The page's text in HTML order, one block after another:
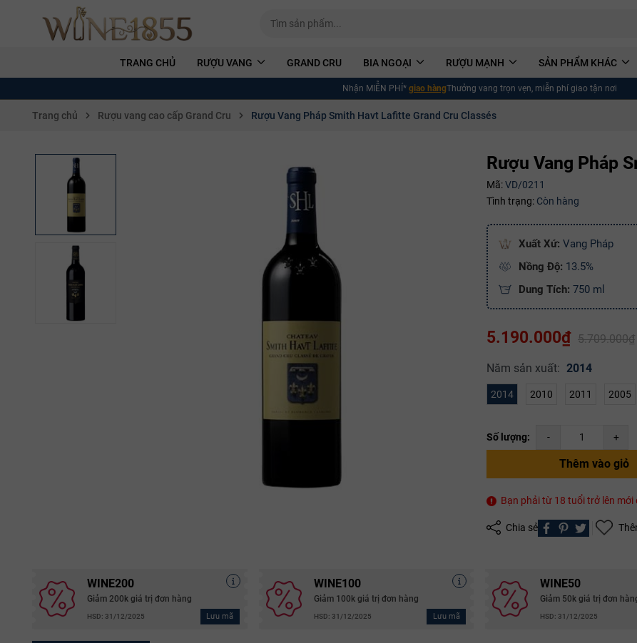
TRANG CHỦ RƯỢU VANG GRAND CRU BIA NGOẠI RƯỢU MẠNH SẢN PHẨM KHÁC
Nhận MIỄN PHÍ* giao hàngThưởng vang trọn vẹn, miễn phí giao tận nơi
Trang chủ Rượu vang cao cấp Grand Cru Rượu Vang Pháp Smith Havt Lafitte Grand Cru Classés
Rượu Vang Pháp
Mã:VD/0211
Tình trạng: Còn hàng
Xuất Xứ: Vang Pháp
Nồng Độ: 13.5%
Dung Tích: 750 ml
5.190.000₫ 5.709.000₫
Năm sản xuất: 2014
2014 2010 2011 2005
Số lượng: - +
Thêm vào giỏ
Bạn phải từ 18 tuổi trở lên
Chia sẻ
WINE200
Giảm 200k giá trị đơn hàng
HSD: 31/12/2025 Lưu mã
WINE100
Giảm 100k giá trị đơn hàng
HSD: 31/12/2025 Lưu mã
WINE50
Giảm 50k giá trị đơn
HSD: 31/12/2025